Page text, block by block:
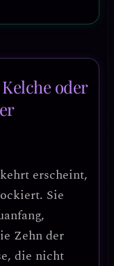
oder
erscheint,
Sie
Zehn der
die nicht